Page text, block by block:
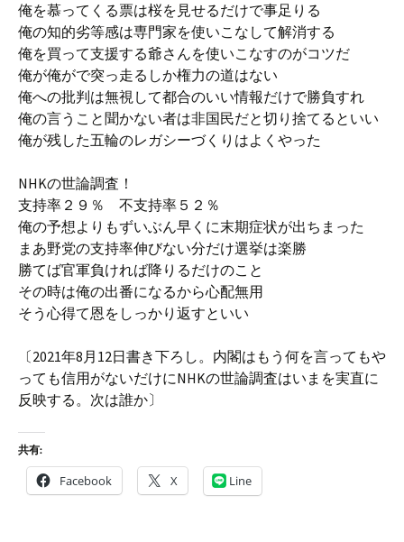
俺を慕ってくる票は桜を見せるだけで事足りる
俺の知的劣等感は専門家を使いこなして解消する
俺を買って支援する爺さんを使いこなすのがコツだ
俺が俺がで突っ走るしか権力の道はない
俺への批判は無視して都合のいい情報だけで勝負すれ
俺の言うこと聞かない者は非国民だと切り捨てるといい
俺が残した五輪のレガシーづくりはよくやった
NHKの世論調査！
支持率２９％ 不支持率５２％
俺の予想よりもずいぶん早くに末期症状が出ちまった
まあ野党の支持率伸びない分だけ選挙は楽勝
勝てば官軍負ければ降りるだけのこと
その時は俺の出番になるから心配無用
そう心得て恩をしっかり返すといい
〔2021年8月12日書き下ろし。内閣はもう何を言ってもや
っても信用がないだけにNHKの世論調査はいまを実直に
反映する。次は誰か〕
共有:
Facebook X Line